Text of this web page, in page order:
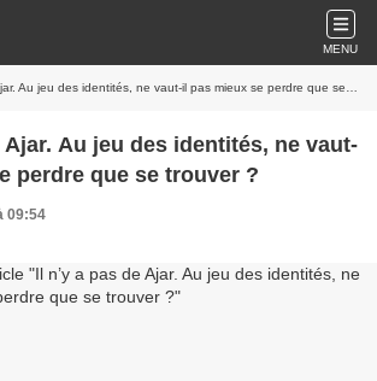
MENU
Au jeu des identités, ne vaut-il pas mieux se perdre que se trouver ?
Ajar. Au jeu des identités, ne vaut-
perdre que se trouver ?
09:54